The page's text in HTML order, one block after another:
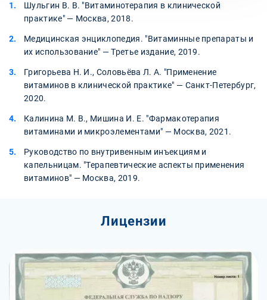
Шульгин В. В. "Витаминотерапия в клинической
практике" — Москва, 2018.
Медицинская энциклопедия. "Витаминные препараты и
их использование" — Третье издание, 2019.
Григорьева Н. И., Соловьёва Л. А. "Применение
витаминов в клинической практике" — Санкт-Петербург,
2020.
Калинина М. В., Мишина И. Е. "Фармакотерапия
витаминами и микроэлементами" — Москва, 2021.
Руководство по внутривенным инъекциям и
капельницам. "Терапевтические аспекты применения
витаминов" — Москва, 2019.
Лицензии